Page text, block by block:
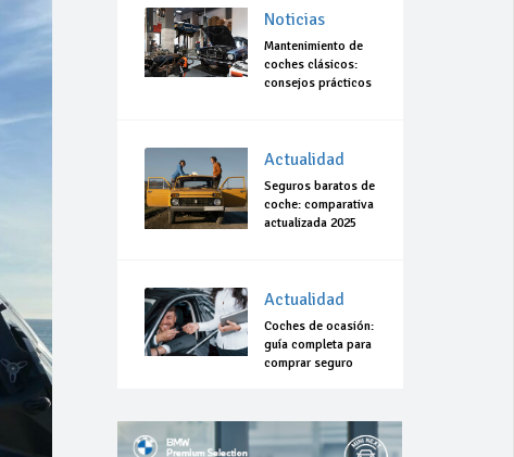
Noticias
Mantenimiento de
coches clásicos:
consejos prácticos
Actualidad
Seguros baratos de
coche: comparativa
actualizada 2025
Actualidad
Coches de ocasión:
guía completa para
comprar seguro